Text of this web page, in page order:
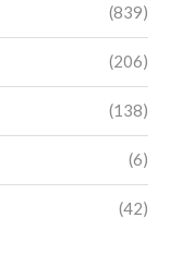
(839)
(206)
(138)
(6)
(42)